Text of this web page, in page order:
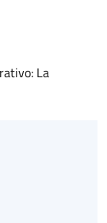
La